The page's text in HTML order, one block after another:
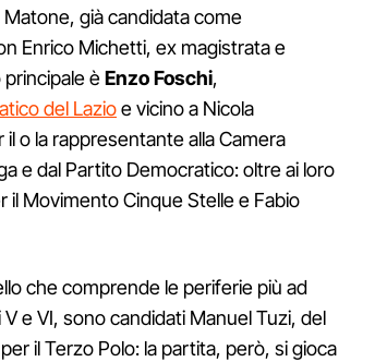
già candidata come
Enrico Michetti, ex magistrata e
èEnzo Foschi,
del Lazioe vicino a Nicola
o la rappresentante alla Camera
e dal Partito Democratico: oltre ai loro
il Movimento Cinque Stelle e Fabio
che comprende le periferie più ad
e VI, sono candidati Manuel Tuzi, del
il Terzo Polo: la partita, però, si gioca